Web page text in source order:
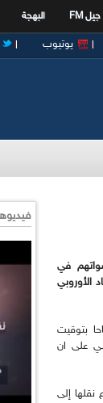
جيل FM البهجة
يوتيوب
في
الأوروبي
بتوقيت
بريطاني على ان
نقلها إلى